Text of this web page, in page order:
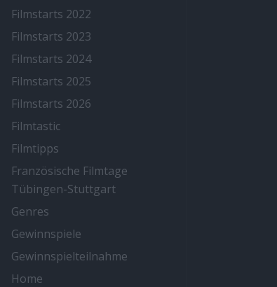
Filmstarts 2022
Filmstarts 2023
Filmstarts 2024
Filmstarts 2025
Filmstarts 2026
Filmtastic
Filmtipps
Französische Filmtage
Tübingen-Stuttgart
Genres
Gewinnspiele
Gewinnspielteilnahme
Home